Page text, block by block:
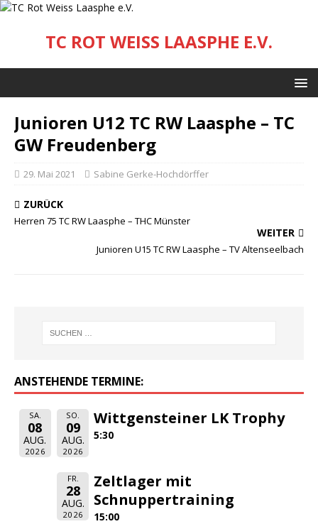
TC ROT WEISS LAASPHE E.V.
Junioren U12 TC RW Laasphe – TC
GW Freudenberg
29. Mai 2021 Sabine Gerke-Hochdörffer
ZURÜCK
Herren 75 TC RW Laasphe – THC Münster
WEITER
Junioren U15 TC RW Laasphe – TV Altenseelbach
ANSTEHENDE TERMINE:
SA.
08
AUG.
2026
SO.
09
AUG.
2026
Wittgensteiner LK Trophy
5:30
FR.
28
AUG.
2026
Zeltlager mit
Schnuppertraining
15:00